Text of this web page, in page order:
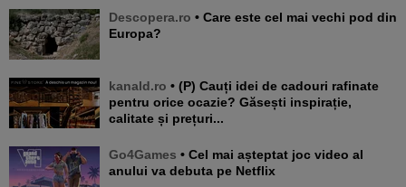
Descopera.ro • Care este cel mai vechi pod din
Europa?
kanald.ro • (P) Cauți idei de cadouri rafinate
pentru orice ocazie? Găsești inspirație,
calitate și prețuri...
Go4Games • Cel mai așteptat joc video al
anului va debuta pe Netflix